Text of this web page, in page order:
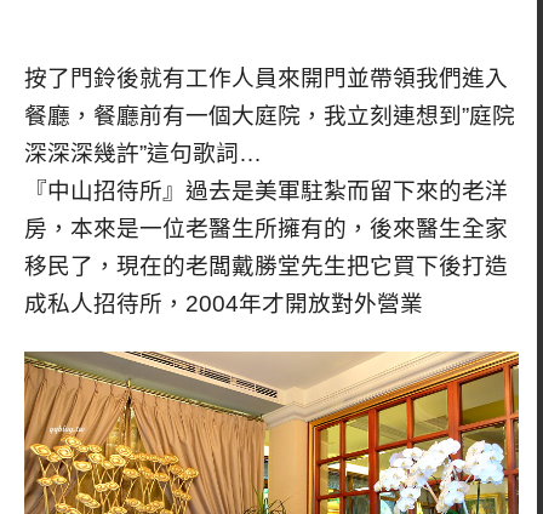
按了門鈴後就有工作人員來開門並帶領我們進入
餐廳，餐廳前有一個大庭院，我立刻連想到”庭院
深深深幾許”這句歌詞…
『中山招待所』過去是美軍駐紮而留下來的老洋
房，本來是一位老醫生所擁有的，後來醫生全家
移民了，現在的老闆戴勝堂先生把它買下後打造
成私人招待所，2004年才開放對外營業